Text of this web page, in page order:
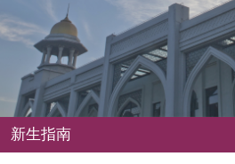
新生指南